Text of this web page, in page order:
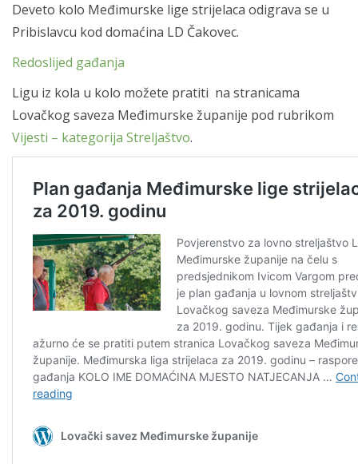
Deveto kolo Međimurske lige strijelaca odigrava se u
Pribislavcu kod domaćina LD Čakovec.
Redoslijed gađanja
Ligu iz kola u kolo možete pratiti na stranicama
Lovačkog saveza Međimurske županije pod rubrikom
Vijesti – kategorija Streljaštvo.